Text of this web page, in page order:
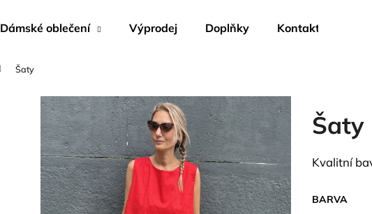
Dámské oblečení Výprodej Doplňky Kontakty
Šaty
Šaty
Kvalitní
BARVA
HLEDAT
Doporučujeme